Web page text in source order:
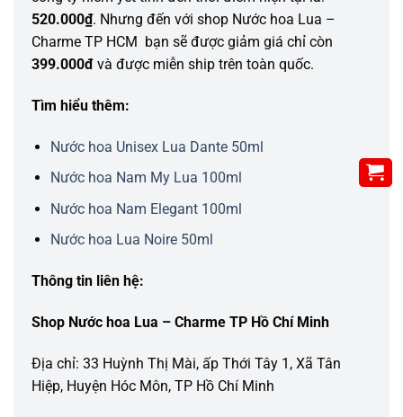
520.000₫. Nhưng đến với shop Nước hoa Lua –
Charme TP HCM bạn sẽ được giảm giá chỉ còn
399.000đ và được miễn ship trên toàn quốc.
Tìm hiểu thêm:
Nước hoa Unisex Lua Dante 50ml
Nước hoa Nam My Lua 100ml
Nước hoa Nam Elegant 100ml
Nước hoa Lua Noire 50ml
Thông tin liên hệ:
Shop Nước hoa Lua – Charme TP Hồ Chí Minh
Địa chỉ: 33 Huỳnh Thị Mài, ấp Thới Tây 1, Xã Tân
Hiệp, Huyện Hóc Môn, TP Hồ Chí Minh